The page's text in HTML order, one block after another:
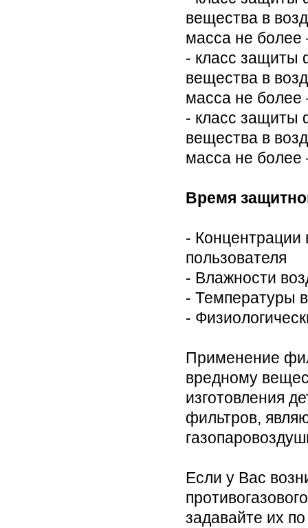
вещества в
масса не более
- класс защиты
вещества в
масса не более
- класс защиты
вещества в
масса не более
Время
-
пользователя
- Влажности
- Температуры
-
Применение
вредному
изготовления
фильтров,
Если у Вас
задавайте их